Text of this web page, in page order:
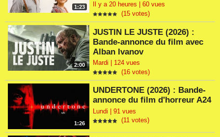
1:23
Il y a 20 heures | 60 vues
(15 votes)
2:00
JUSTIN LE JUSTE (2026) :
Bande-annonce du film avec
Alban Ivanov
Mardi | 124 vues
(16 votes)
1:26
UNDERTONE (2026) : Bande-
annonce du film d'horreur A24
Lundi | 91 vues
(11 votes)